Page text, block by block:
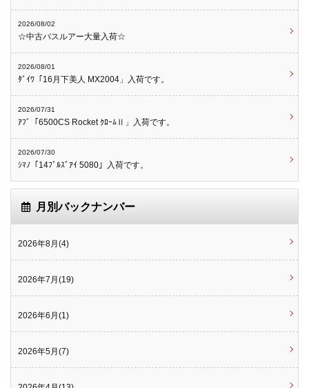
2026/08/02
☆中古バスルアー大量入荷☆
2026/08/01
ﾀﾞｲﾜ「16月下美人 MX2004」入荷です。
2026/07/31
ｱﾌﾞ「6500CS Rocket ｸﾛｰﾑⅡ」入荷です。
2026/07/30
ｼﾏﾉ「14ﾌﾞﾙｽﾞｱｲ 5080」入荷です。
月別バックナンバー
2026年8月(4)
2026年7月(19)
2026年6月(1)
2026年5月(7)